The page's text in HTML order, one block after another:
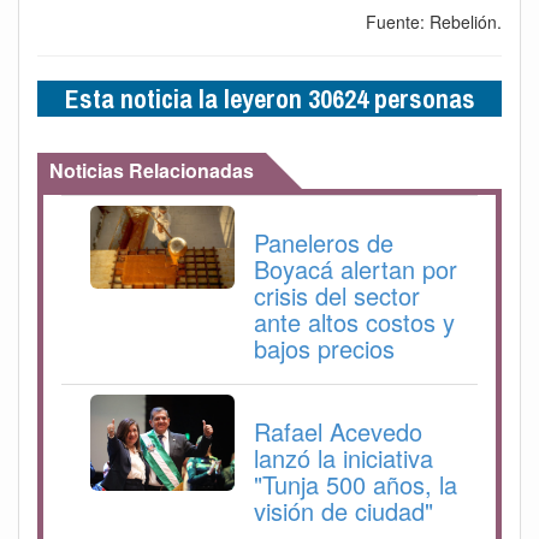
Fuente: Rebelión.
Esta noticia la leyeron 30624 personas
Noticias Relacionadas
Paneleros de
Boyacá alertan por
crisis del sector
ante altos costos y
bajos precios
Rafael Acevedo
lanzó la iniciativa
"Tunja 500 años, la
visión de ciudad"